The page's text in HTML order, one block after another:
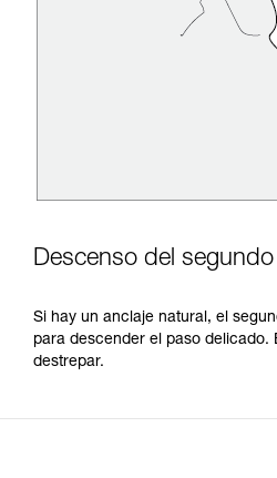
Descenso del segundo
Si hay un anclaje natural, el
para descender el paso delicado.
destrepar.